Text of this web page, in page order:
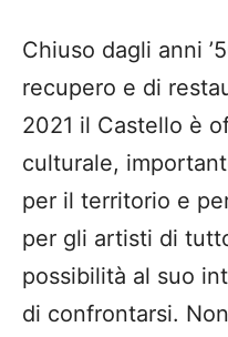
Chiuso dagli anni
recupero e di
2021 il Castello è
culturale,
per il territorio e
per gli artisti di
possibilità al suo
di confrontarsi.